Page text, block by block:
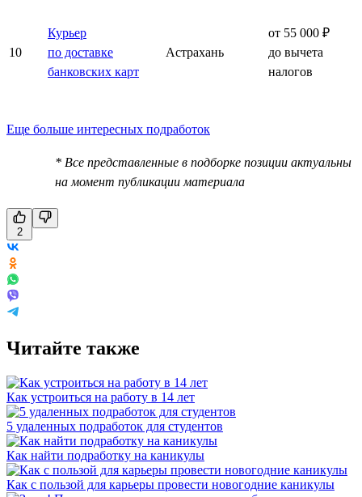
10
Курьер
по доставке
банковских карт
Астрахань
от 55 000 ₽
до вычета
налогов
Еще больше интересных подработок
* Все представленные в подборке позиции актуальны
на момент публикации материала
2
Читайте также
Как устроиться на работу в 14 лет
5 удаленных подработок для студентов
Как найти подработку на каникулы
Как с пользой для карьеры провести новогодние каникулы